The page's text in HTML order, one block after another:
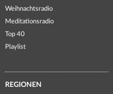
Weihnachtsradio
Meditationsradio
Top 40
Playlist
REGIONEN